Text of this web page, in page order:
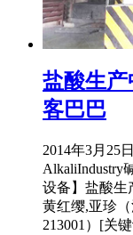
盐酸生
客巴巴
2014年3月25
AlkaliIndustry
设备】盐酸生
黄红缨,亚珍
213001）[关